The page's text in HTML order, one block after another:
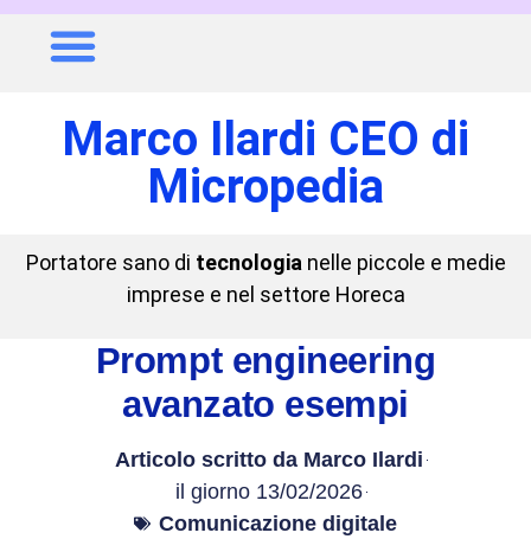
Marco Ilardi CEO di
Micropedia
Portatore sano di tecnologia nelle piccole e medie
imprese e nel settore Horeca
Prompt engineering
avanzato esempi
Articolo scritto da Marco Ilardi
il giorno 13/02/2026
Comunicazione digitale